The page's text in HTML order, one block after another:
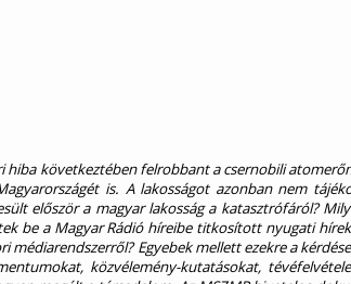
hiba következtében felrobbant a csernobili
is. A lakosságot azonban nem
először a magyar lakosság a katasztrófáról?
be a Magyar Rádió híreibe titkosított nyugati
médiarendszerről? Egyebek mellett ezekre a
közvélemény-kutatásokat,